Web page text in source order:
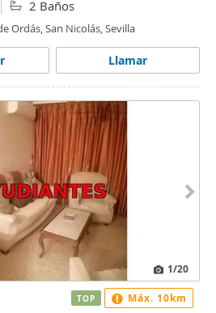
2 Baños
Ordás, San Nicolás, Sevilla
Llamar
1/20
TOP Máx. 10km